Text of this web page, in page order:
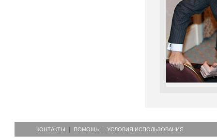
КОНТАКТЫ ПОМОЩЬ УСЛОВИЯ ИСПОЛЬЗОВАНИЯ